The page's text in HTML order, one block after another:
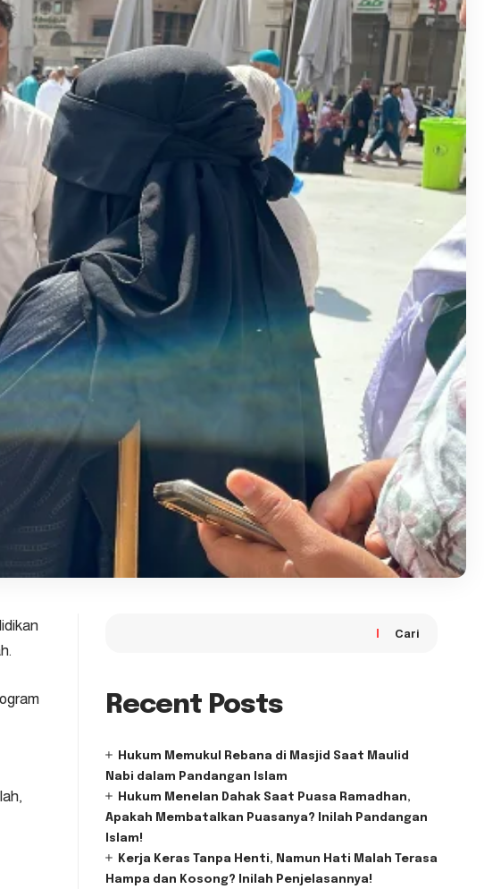
Cari
Recent Posts
Hukum Memukul Rebana di Masjid Saat Maulid
Nabi dalam Pandangan Islam
Hukum Menelan Dahak Saat Puasa Ramadhan,
Apakah Membatalkan Puasanya? Inilah Pandangan
Islam!
Kerja Keras Tanpa Henti, Namun Hati Malah Terasa
Hampa dan Kosong? Inilah Penjelasannya!